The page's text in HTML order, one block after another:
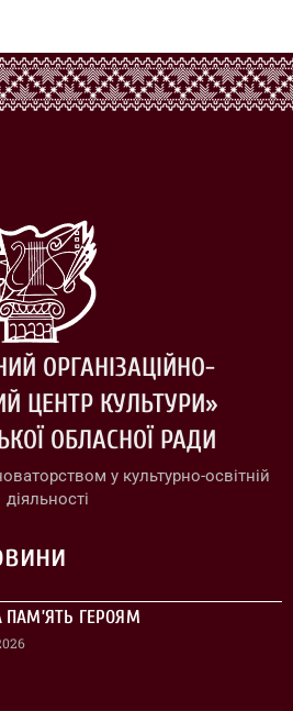
ОРГАНІЗАЦІЙНО-
ЦЕНТР КУЛЬТУРИ»
ОБЛАСНОЇ РАДИ
у культурно-освітній
діяльності
ПАМ’ЯТЬ ГЕРОЯМ